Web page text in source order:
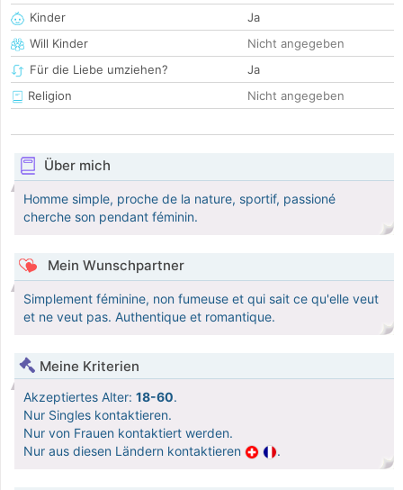
Kinder
Ja
Will Kinder
Nicht angegeben
Für die Liebe umziehen?
Ja
Religion
Nicht angegeben
Über mich
Homme simple, proche de la nature, sportif, passioné
cherche son pendant féminin.
Mein Wunschpartner
Simplement féminine, non fumeuse et qui sait ce qu'elle veut
et ne veut pas. Authentique et romantique.
Meine Kriterien
Akzeptiertes Alter: 18-60.
Nur Singles kontaktieren.
Nur von Frauen kontaktiert werden.
Nur aus diesen Ländern kontaktieren
.